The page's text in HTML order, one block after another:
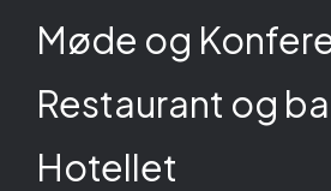
Møde og
Restaurant og
Hotellet